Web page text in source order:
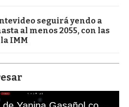
seguirá yendo a
al menos 2055, con las
IMM